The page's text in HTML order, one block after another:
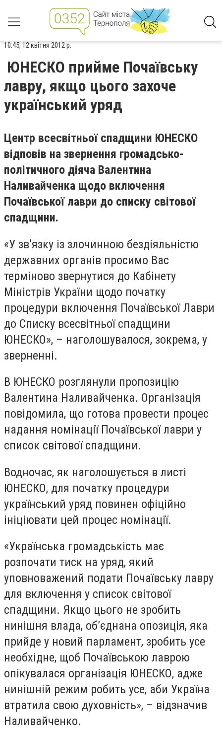
10:45, 12 квітня 2012 р.
ЮНЕСКО прийме Почаївську
лавру, якщо цього захоче
український уряд
Центр всесвітньої спадщини ЮНЕСКО
відповів на звернення громадсько-
політичного діяча Валентина
Наливайченка щодо включення
Почаївської лаври до списку світової
спадщини.
«У зв’язку із злочинною бездіяльністю
державних органів просимо Вас
терміново звернутися до Кабінету
Міністрів України щодо початку
процедури включення Почаївської Лаври
до Списку всесвітньої спадщини
ЮНЕСКО», – наголошувалося, зокрема, у
зверненні.
В ЮНЕСКО розглянули пропозицію
Валентина Наливайченка. Організація
повідомила, що готова провести процес
надання номінації Почаївської лаври у
список світової спадщини.
Водночас, як наголошується в листі
ЮНЕСКО, для початку процедури
український уряд повинен офіційно
ініціювати цей процес номінації.
«Українська громадськість має
розпочати тиск на уряд, який
уповноважений подати Почаївську лавру
для включення у список світової
спадщини. Якщо цього не зробить
нинішня влада, об’єднана опозиція, яка
прийде у новий парламент, зробить усе
необхідне, щоб Почаївською лаврою
опікувалася організація ЮНЕСКО, адже
нинішній режим робить усе, аби Україна
втратила свою духовність», – відзначив
Наливайченко.